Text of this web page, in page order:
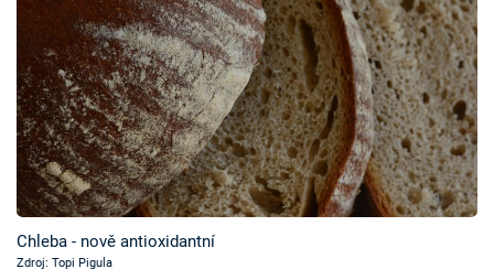
Témata
Pořady
TV Program
Časopis
Sledujte prima+
Chleba - nově antioxidantní
Zdroj: Topi Pigula